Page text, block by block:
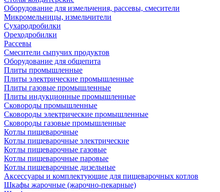
Оборудование для измельчения, рассевы, смесители
Микромельницы, измельчители
Сухародробилки
Ореходробилки
Рассевы
Смесители сыпучих продуктов
Оборудование для общепита
Плиты промышленные
Плиты электрические промышленные
Плиты газовые промышленные
Плиты индукционные промышленные
Сковороды промышленные
Сковороды электрические промышленные
Сковороды газовые промышленные
Котлы пищеварочные
Котлы пищеварочные электрические
Котлы пищеварочные газовые
Котлы пищеварочные паровые
Котлы пищеварочные дизельные
Аксессуары и комплектующие для пищеварочных котлов
Шкафы жарочные (жарочно-пекарные)